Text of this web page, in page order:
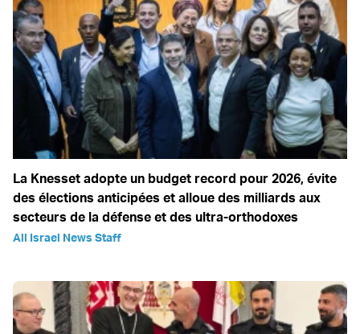
La Knesset adopte un budget record pour 2026, évite
des élections anticipées et alloue des milliards aux
secteurs de la défense et des ultra-orthodoxes
All Israel News Staff